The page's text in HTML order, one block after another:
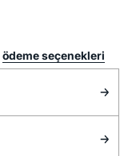
ödeme seçenekleri